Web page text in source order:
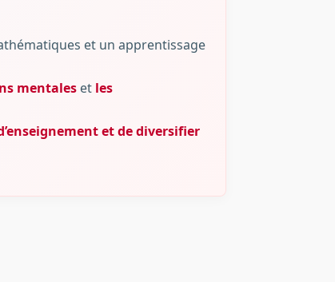
et un apprentissage
mentales et les
et de diversifier